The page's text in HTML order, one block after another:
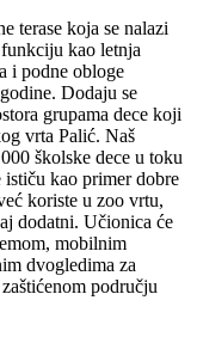
terase koja se nalazi
kao letnja
i podne obloge
Dodaju se
grupama dece koji
vrta Palić. Naš
školske dece u toku
kao primer dobre
koriste u zoo vrtu,
dodatni. Učionica će
mobilnim
dvogledima za
području